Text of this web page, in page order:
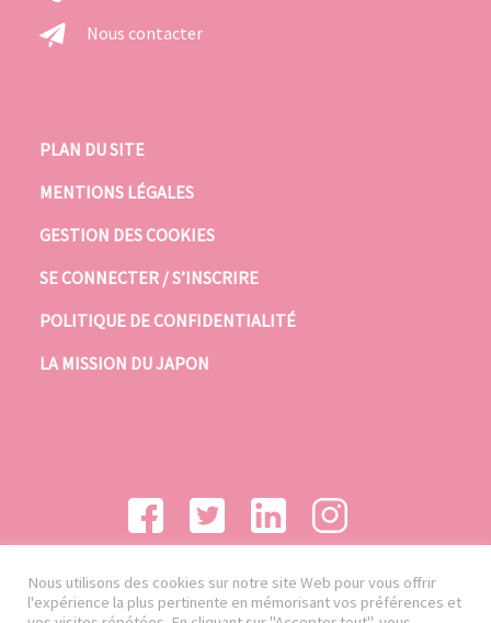
Nous contacter
PLAN DU SITE
MENTIONS LÉGALES
GESTION DES COOKIES
SE CONNECTER / S’INSCRIRE
POLITIQUE DE CONFIDENTIALITÉ
LA MISSION DU JAPON
Nous utilisons des cookies sur notre site Web pour vous offrir
l'expérience la plus pertinente en mémorisant vos préférences et